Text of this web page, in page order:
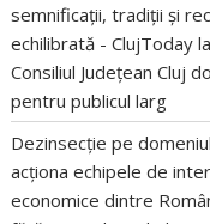
semnificații, tradiții și
echilibrată - ClujToday
Consiliul Județean Cluj
pentru publicul larg
Dezinsecție pe
acționa echipele de
economice dintre